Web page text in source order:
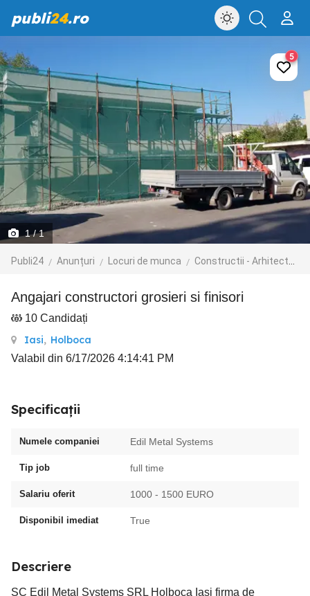
publi24.ro
1/ 1
Publi24 Anunțuri Locuri de munca Constructii - Arhitectura - Design
5
Angajari constructori grosieri si finisori
10 Candidați
Iasi, Holboca
Valabil din 6/17/2026 4:14:41 PM
Specificații
Numele companiei Edil Metal Systems
Tip job full time
Salariu oferit 1000 - 1500 EURO
Disponibil imediat True
Descriere
SC Edil Metal Systems SRL Holboca Iasi firma de